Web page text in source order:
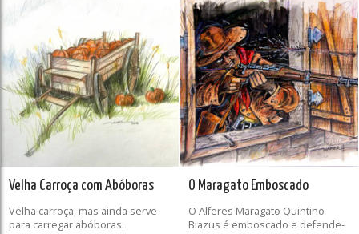
Velha Carroça com Abóboras
Velha carroça, mas ainda serve
para carregar abóboras.
O Maragato Emboscado
O Alferes Maragato Quintino
Biazus é emboscado e defende-